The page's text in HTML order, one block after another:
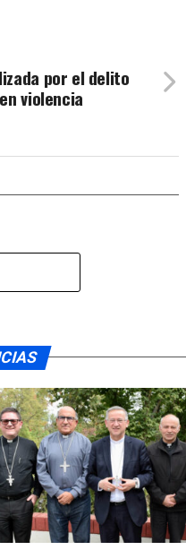
o
por el delito
violencia